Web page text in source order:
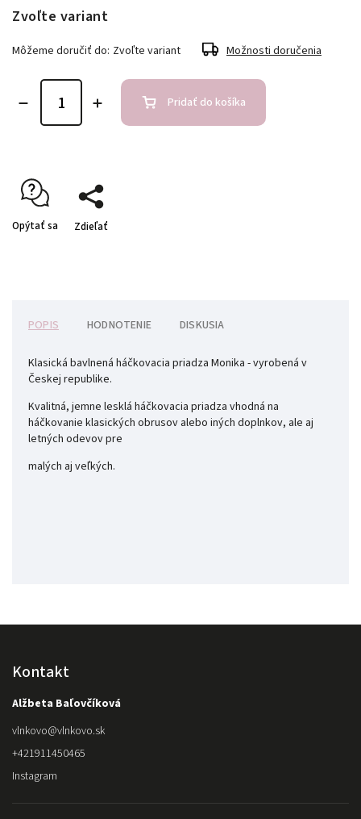
Zvoľte variant
Môžeme doručiť do: Zvoľte variant Možnosti doručenia
Pridať do košíka
Opýtať sa Zdieľať
POPIS HODNOTENIE DISKUSIA
Klasická bavlnená háčkovacia priadza Monika - vyrobená v
Českej republike.
Kvalitná, jemne lesklá háčkovacia priadza vhodná na
háčkovanie klasických obrusov alebo iných doplnkov, ale aj
letných odevov pre
malých aj veľkých.
Kontakt
Alžbeta Baľovčíková
vlnkovo@vlnkovo.sk
+421911450465
Instagram